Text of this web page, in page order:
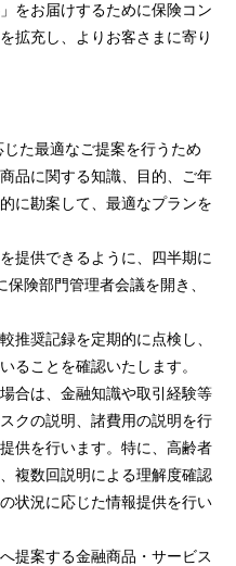
をお届けするために保険コン
拡充し、よりお客さまに寄り
じた最適なご提案を行うため
品に関する知識、目的、ご年
に勘案して、最適なプランを
提供できるように、四半期に
険部門管理者会議を開き、
推奨記録を定期的に点検し、
ることを確認いたします。
合は、金融知識や取引経験等
クの説明、諸費用の説明を行
供を行います。特に、高齢者
複数回説明による理解度確認
状況に応じた情報提供を行い
提案する金融商品・サービス